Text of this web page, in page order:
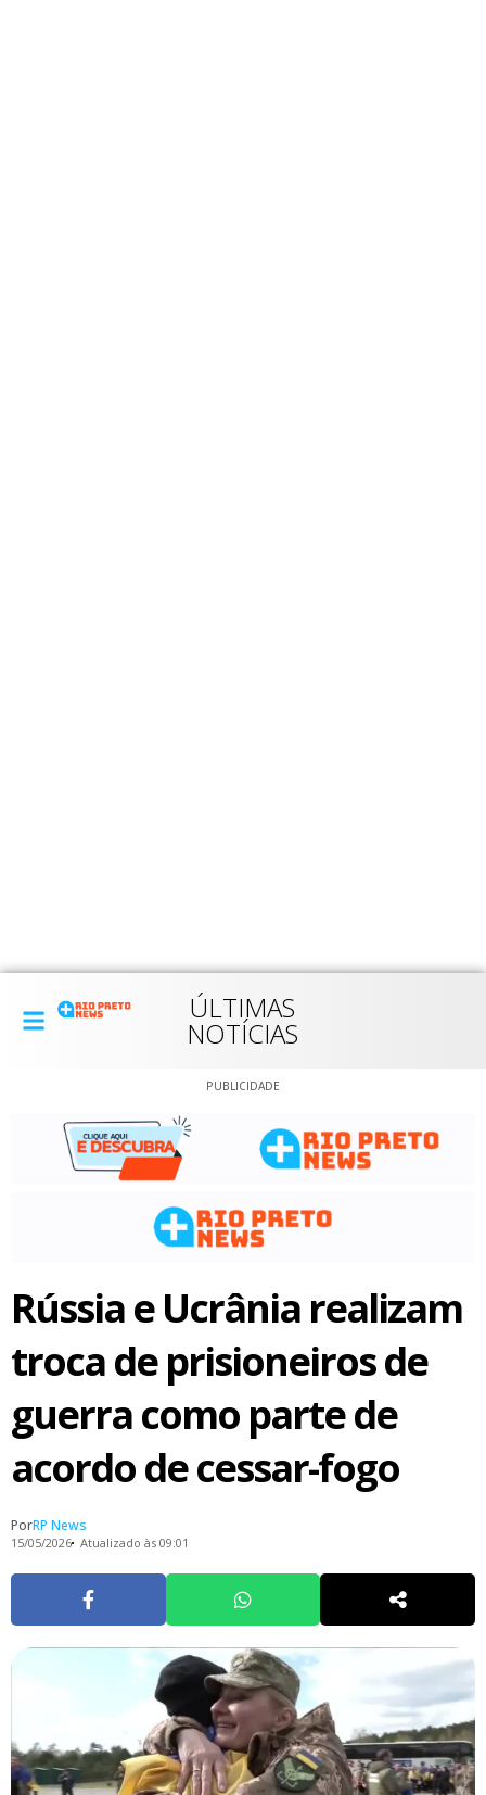
ÚLTIMAS
NOTÍCIAS
PUBLICIDADE
Rússia e Ucrânia realizam
troca de prisioneiros de
guerra como parte de
acordo de cessar-fogo
PorRP News
15/05/2026 Atualizado às 09:01